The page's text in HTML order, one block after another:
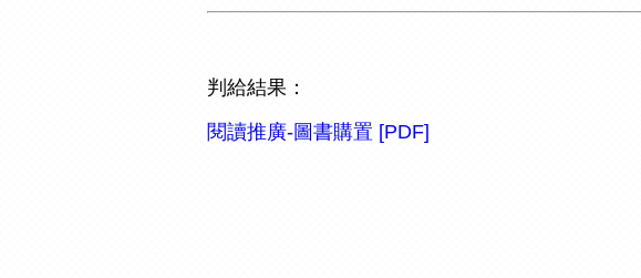
判給結果：
閱讀推廣-圖書購置 [PDF]